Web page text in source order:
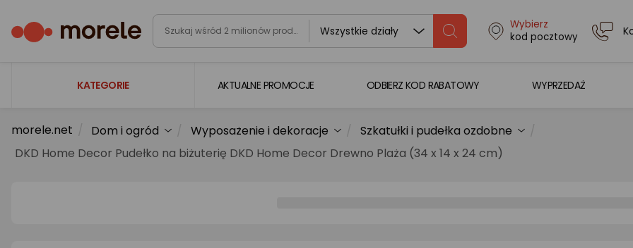
Wszystkie działy
Wybierz
kod pocztowy
KATEGORIE
Laptopy
Komputery
AKTUALNE PROMOCJE ODBIERZ KOD RABATOWY WYPRZEDAŻ
morele.net Dom i ogród Wyposażenie i dekoracje
Szkatułki i pudełka ozdobne
DKD Home Decor Pudełko na biżuterię DKD Home Decor Drewno Plaża (34 x 14 x 24 cm)